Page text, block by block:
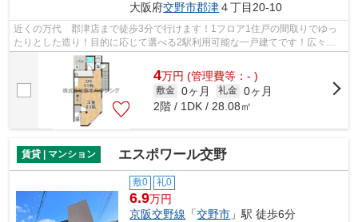
大阪府交野市郡津４丁目20-10
近くの万代 郡津店まで徒歩3分で行けます！1フロア1住戸の間取りでゆっ
たりとした造り！目的に応じて選べる2駅利用可能な一戸建てです！広々と
した間取りが魅力的な、開放感のある一...
4万円 (管理費等：- )
敷金 0ヶ月 礼金 0ヶ月
2階 / 1DK / 28.08㎡
賃貸 | マンション エスポワール交野
敷0 礼0
6.9万円
京阪交野線 「交野市 」駅 徒歩6分